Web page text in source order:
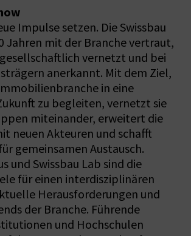
Impulse setzen. Die Swissbau
Jahren mit der Branche vertraut,
vernetzt und bei
anerkannt. Mit dem Ziel,
in eine
zu begleiten, vernetzt sie
miteinander, erweitert die
neuen Akteuren und schafft
gemeinsamen Austausch.
und Swissbau Lab sind die
für einen interdisziplinären
Herausforderungen und
der Branche. Führende
und Hochschulen